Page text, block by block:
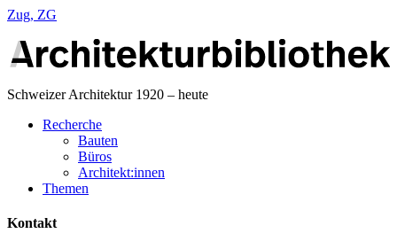
Zug, ZG
Schweizer Architektur 1920 – heute
Recherche
Bauten
Büros
Architekt:innen
Themen
Kontakt